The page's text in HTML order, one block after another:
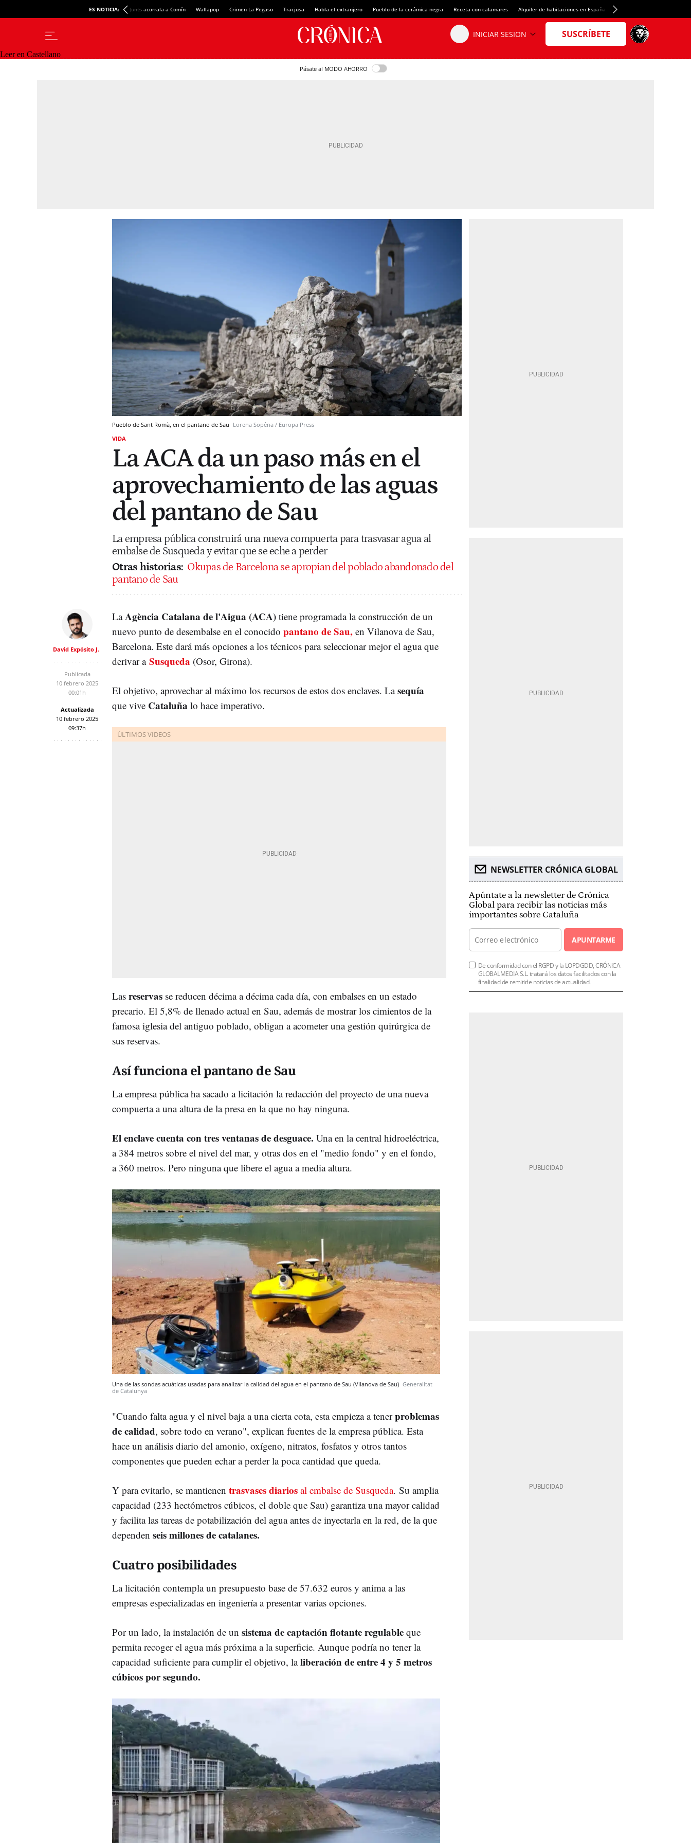
ES NOTICIA: Junts acorrala a Comín Wallapop Crimen La Pegaso Tracjusa Habla el extranjero Pueblo de la cerámica negra Receta con calamares Alquiler de habitaciones en España Crédito del Spotify Camp Nou
Leer en Castellano
Pásate al MODO AHORRO
Pueblo de Sant Romà, en el pantano de Sau Lorena Sopêna / Europa Press
VIDA
La ACA da un paso más en el
aprovechamiento de las aguas
del pantano de Sau
La empresa pública construirá una nueva compuerta para trasvasar agua al
embalse de Susqueda y evitar que se eche a perder
Otras historias: Okupas de Barcelona se apropian del poblado abandonado del
pantano de Sau
David Expósito J.
Publicada
10 febrero 2025
00:01h
Actualizada
10 febrero 2025
09:37h
LaAgència Catalana de l'Aigua (ACA) tiene programada la construcción de un
nuevo punto de desembalse en el conocido pantano de Sau, en Vilanova de Sau,
Barcelona. Este dará más opciones a los técnicos para seleccionar mejor el agua que
derivar a Susqueda (Osor, Girona).
El objetivo, aprovechar al máximo los recursos de estos dos enclaves. Lasequía
que vive Cataluña lo hace imperativo.
Las reservas se reducen décima a décima cada día, con embalses en un estado
precario. El 5,8% de llenado actual en Sau, además de mostrar los cimientos de la
famosa iglesia del antiguo poblado, obligan a acometer una gestión quirúrgica de
sus reservas.
Así funciona el pantano de Sau
La empresa pública ha sacado a licitación la redacción del proyecto de una nueva
compuerta a una altura de la presa en la que no hay ninguna.
El enclave cuenta con tres ventanas de desguace. Una en la central hidroeléctrica,
a 384 metros sobre el nivel del mar, y otras dos en el "medio fondo" y en el fondo,
a 360 metros. Pero ninguna que libere el agua a media altura.
Una de las sondas acuáticas usadas para analizar la calidad del agua en el pantano de Sau (Vilanova de Sau) Generalitat
de Catalunya
"Cuando falta agua y el nivel baja a una cierta cota, esta empieza a tenerproblemas
de calidad, sobre todo en verano", explican fuentes de la empresa pública. Esta
hace un análisis diario del amonio, oxígeno, nitratos, fosfatos y otros tantos
componentes que pueden echar a perder la poca cantidad que queda.
Y para evitarlo, se mantienen trasvases diarios al embalse de Susqueda. Su amplia
capacidad (233 hectómetros cúbicos, el doble que Sau) garantiza una mayor calidad
y facilita las tareas de potabilización del agua antes de inyectarla en la red, de la que
dependen seis millones de catalanes.
Cuatro posibilidades
La licitación contempla un presupuesto base de 57.632 euros y anima a las
empresas especializadas en ingeniería a presentar varias opciones.
Por un lado, la instalación de un sistema de captación flotante regulable que
permita recoger el agua más próxima a la superficie. Aunque podría no tener la
capacidad suficiente para cumplir el objetivo, laliberación de entre 4 y 5 metros
cúbicos por segundo.
NEWSLETTER CRÓNICA GLOBAL
Apúntate a la newsletter de Crónica
Global para recibir las noticias más
importantes sobre Cataluña
APUNTARME
De conformidad con el RGPD y la LOPDGDD, CRÓNICA
GLOBALMEDIA S.L. tratará los datos facilitados con la
finalidad de remitirle noticias de actualidad.